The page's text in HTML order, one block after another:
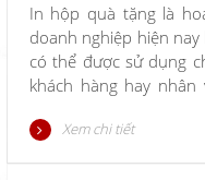
In hộp quà tặng là
doanh nghiệp hiện
có thể được sử dụng
khách hàng hay nhân
quảng bá được thương
Xem chi tiết